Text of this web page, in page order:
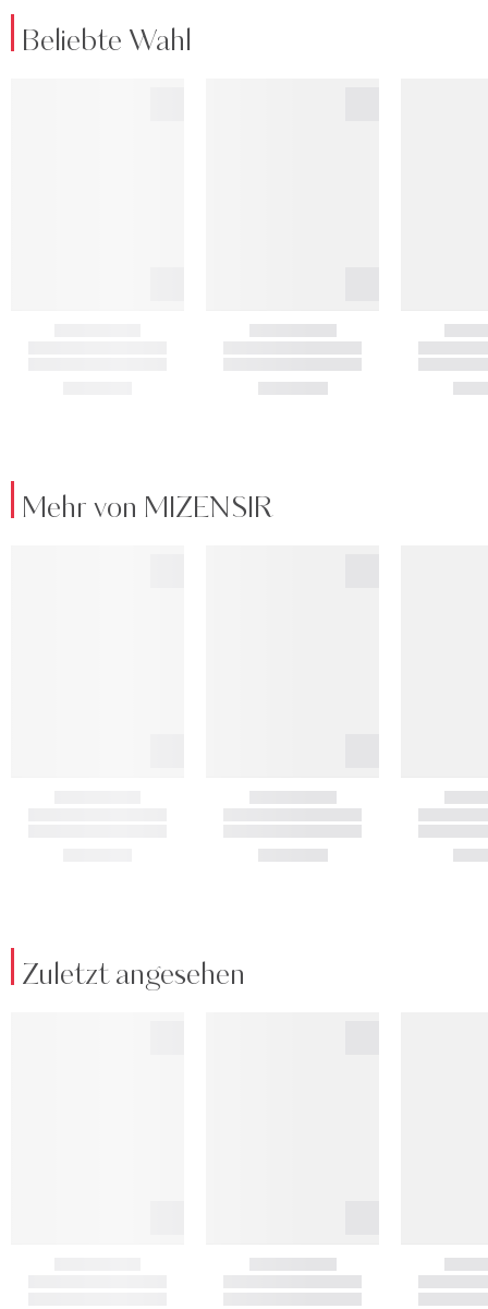
Beliebte Wahl
Mehr von MIZENSIR
Zuletzt angesehen